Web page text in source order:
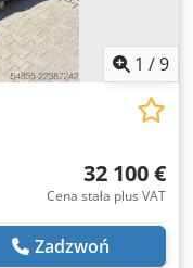
1 /9
32 100 €
Cena stała plus VAT
Zadzwoń